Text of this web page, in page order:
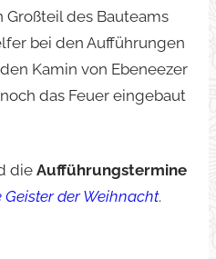
Großteil des Bauteams
bei den Aufführungen
Kamin von Ebeneezer
das Feuer eingebaut
die Aufführungstermine
Geister der Weihnacht.